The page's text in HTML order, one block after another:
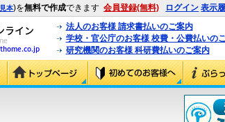
見本)を無料で作成できます 会員登録(無料) ログイン 表示
法人のお客様 請求書払いのご案内
学校・官公庁のお客様 校費・公費払いの
研究機関のお客様 科研費払いのご案内